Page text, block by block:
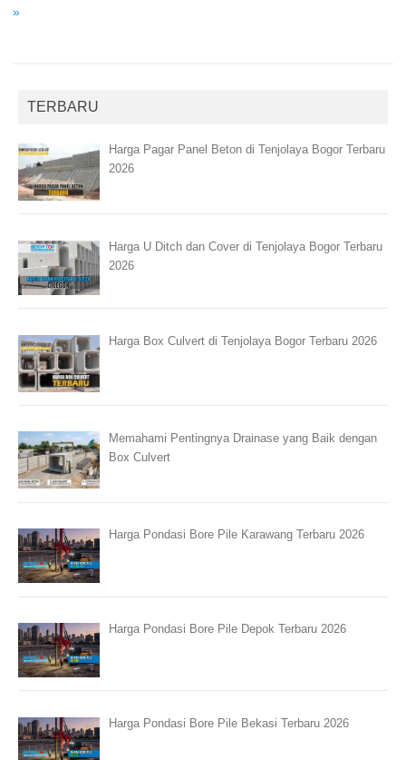
»
TERBARU
Harga Pagar Panel Beton di Tenjolaya Bogor Terbaru
2026
Harga U Ditch dan Cover di Tenjolaya Bogor Terbaru
2026
Harga Box Culvert di Tenjolaya Bogor Terbaru 2026
Memahami Pentingnya Drainase yang Baik dengan
Box Culvert
Harga Pondasi Bore Pile Karawang Terbaru 2026
Harga Pondasi Bore Pile Depok Terbaru 2026
Harga Pondasi Bore Pile Bekasi Terbaru 2026